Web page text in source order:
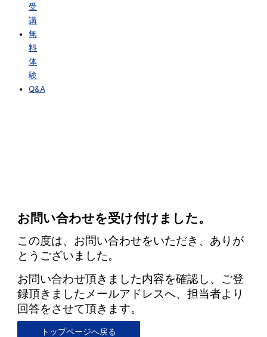
受
講
無
料
体
験
Q&A
お問い合わせを受け付けました。
この度は、お問い合わせをいただき、ありが
とうございました。
お問い合わせ頂きました内容を確認し、ご登
録頂きましたメールアドレスへ、担当者より
回答をさせて頂きます。
トップページへ戻る